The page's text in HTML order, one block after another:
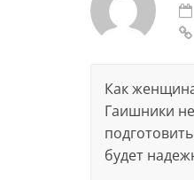
Как
Гаишники
будет